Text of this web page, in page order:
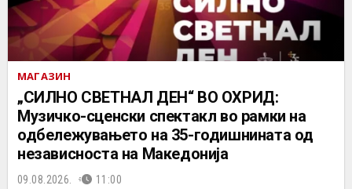
МАГАЗИН
„СИЛНО СВЕТНАЛ ДЕН“ ВО ОХРИД:
Музичко-сценски спектакл во рамки на
одбележувањето на 35-годишнината од
независноста на Македонија
09.08.2026. 11:00